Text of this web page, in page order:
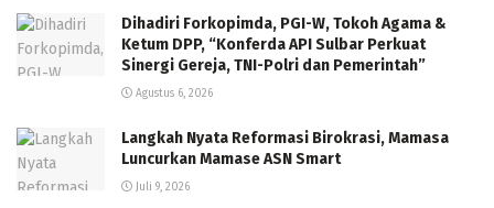
Dihadiri Forkopimda, PGI-W, Tokoh Agama &
Ketum DPP, “Konferda API Sulbar Perkuat
Sinergi Gereja, TNI-Polri dan Pemerintah”
Agustus 6, 2026
Langkah Nyata Reformasi Birokrasi, Mamasa
Luncurkan Mamase ASN Smart
Juli 9, 2026